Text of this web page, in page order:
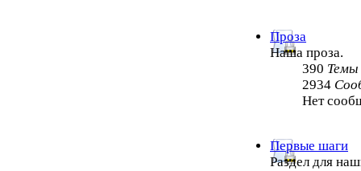
Проза
Наша проза.
390 Темы
2934
Нет
Первые шаги
Раздел для